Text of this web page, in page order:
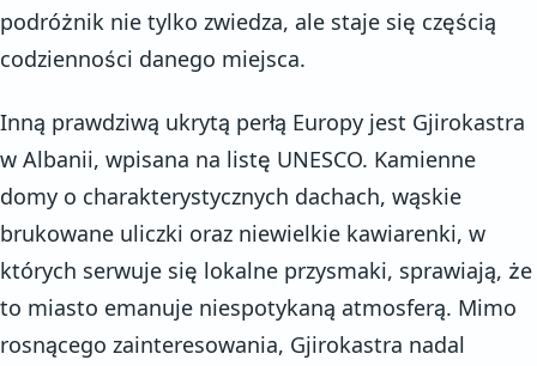
podróżnik nie tylko zwiedza, ale staje się częścią
codzienności danego miejsca.
Inną prawdziwą ukrytą perłą Europy jest Gjirokastra
w Albanii, wpisana na listę UNESCO. Kamienne
domy o charakterystycznych dachach, wąskie
brukowane uliczki oraz niewielkie kawiarenki, w
których serwuje się lokalne przysmaki, sprawiają, że
to miasto emanuje niespotykaną atmosferą. Mimo
rosnącego zainteresowania, Gjirokastra nadal